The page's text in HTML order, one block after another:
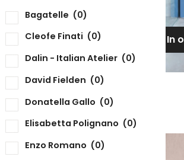
Bagatelle (0)
Cleofe Finati (0)
Dalin - Italian Atelier (0)
David Fielden (0)
Donatella Gallo (0)
Elisabetta Polignano (0)
Enzo Romano (0)
In